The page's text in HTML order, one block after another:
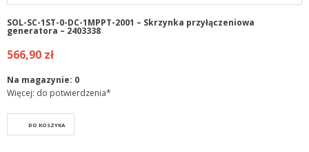
SOL-SC-1ST-0-DC-1MPPT-2001 – Skrzynka przyłączeniowa
generatora – 2403338
566,90 zł
Na magazynie: 0
Więcej: do potwierdzenia*
DO KOSZYKA